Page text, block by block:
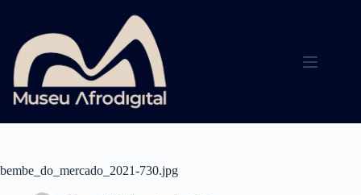
conteúdo
bembe_do_mercado_2021-730.jpg